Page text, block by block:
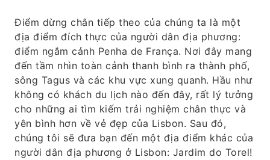
Điểm dừng chân tiếp theo của chúng ta là một
địa điểm đích thực của người dân địa phương:
điểm ngắm cảnh Penha de França. Nơi đây mang
đến tầm nhìn toàn cảnh thanh bình ra thành phố,
sông Tagus và các khu vực xung quanh. Hầu như
không có khách du lịch nào đến đây, rất lý tưởng
cho những ai tìm kiếm trải nghiệm chân thực và
yên bình hơn về vẻ đẹp của Lisbon. Sau đó,
chúng tôi sẽ đưa bạn đến một địa điểm khác của
người dân địa phương ở Lisbon: Jardim do Torel!